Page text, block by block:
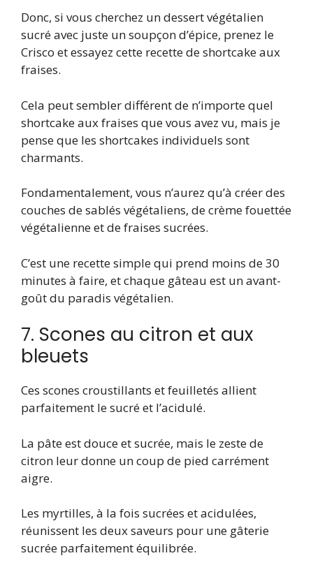
Donc, si vous cherchez un dessert végétalien
sucré avec juste un soupçon d’épice, prenez le
Crisco et essayez cette recette de shortcake aux
fraises.
Cela peut sembler différent de n’importe quel
shortcake aux fraises que vous avez vu, mais je
pense que les shortcakes individuels sont
charmants.
Fondamentalement, vous n’aurez qu’à créer des
couches de sablés végétaliens, de crème fouettée
végétalienne et de fraises sucrées.
C’est une recette simple qui prend moins de 30
minutes à faire, et chaque gâteau est un avant-
goût du paradis végétalien.
7. Scones au citron et aux
bleuets
Ces scones croustillants et feuilletés allient
parfaitement le sucré et l’acidulé.
La pâte est douce et sucrée, mais le zeste de
citron leur donne un coup de pied carrément
aigre.
Les myrtilles, à la fois sucrées et acidulées,
réunissent les deux saveurs pour une gâterie
sucrée parfaitement équilibrée.